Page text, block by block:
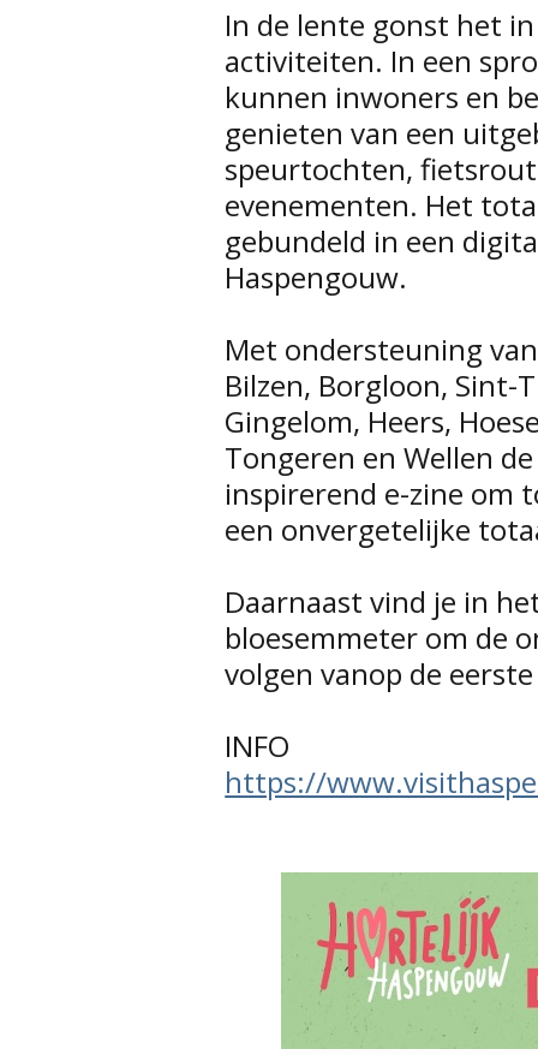
In de lente gonst het
activiteiten. In een
kunnen inwoners en
genieten van een
speurtochten,
evenementen. Het
gebundeld in een
Haspengouw.
Met ondersteuning
Bilzen, Borgloon, Sint-
Gingelom, Heers,
Tongeren en Wellen
inspirerend e-zine om
een onvergetelijke
Daarnaast vind je in
bloesemmeter om de
volgen vanop de
INFO
https://